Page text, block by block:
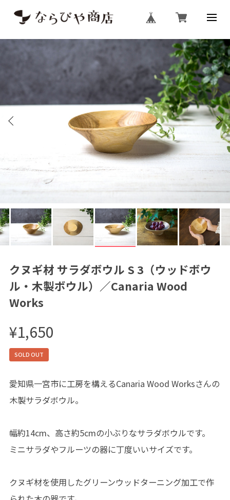
クヌギ材 サラダボウル S 3（ウッドボウ
ル・木製ボウル）／Canaria Wood
Works
¥1,650
SOLD OUT
愛知県一宮市に工房を構えるCanaria Wood Worksさんの
木製サラダボウル。
幅約14cm、高さ約5cmの小ぶりなサラダボウルです。
ミニサラダやフルーツの器に丁度いいサイズです。
クヌギ材を使用したグリーンウッドターニング加工で作